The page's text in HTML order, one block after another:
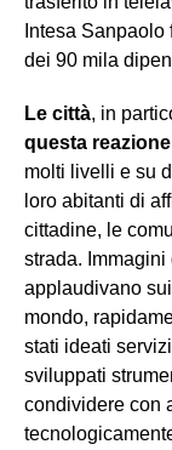
Intesa
dei 90 mila
Le città, in
questa
molti livelli e su
loro abitanti di
cittadine, le
strada.
applaudivano
mondo,
stati ideati
sviluppati
condividere con